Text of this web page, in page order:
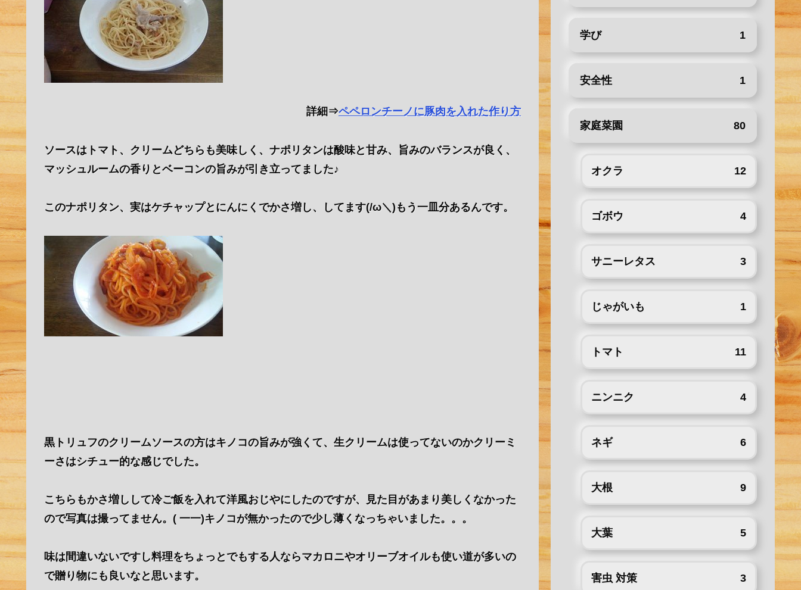
詳細⇒ペペロンチーノに豚肉を入れた作り方
ソースはトマト、クリームどちらも美味しく、ナポリタンは酸味と甘み、旨みのバランスが良く、
マッシュルームの香りとベーコンの旨みが引き立ってました♪
このナポリタン、実はケチャップとにんにくでかさ増し、してます(/ω＼)もう一皿分あるんです。
黒トリュフのクリームソースの方はキノコの旨みが強くて、生クリームは使ってないのかクリーミ
ーさはシチュー的な感じでした。
こちらもかさ増しして冷ご飯を入れて洋風おじやにしたのですが、見た目があまり美しくなかった
ので写真は撮ってません。( 一一)キノコが無かったので少し薄くなっちゃいました。。。
味は間違いないですし料理をちょっとでもする人ならマカロニやオリーブオイルも使い道が多いの
で贈り物にも良いなと思います。
学び 1
安全性 1
家庭菜園 80
オクラ 12
ゴボウ 4
サニーレタス 3
じゃがいも 1
トマト 11
ニンニク 4
ネギ 6
大根 9
大葉 5
害虫 対策 3